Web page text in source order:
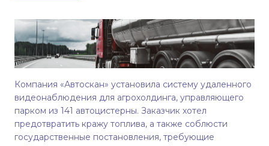
Компания «Автоскан» установила систему удаленного
видеонаблюдения для агрохолдинга, управляющего
парком из 141 автоцистерны. Заказчик хотел
предотвратить кражу топлива, а также соблюсти
государственные постановления, требующие